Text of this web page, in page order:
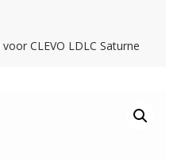
CLEVO LDLC Saturne